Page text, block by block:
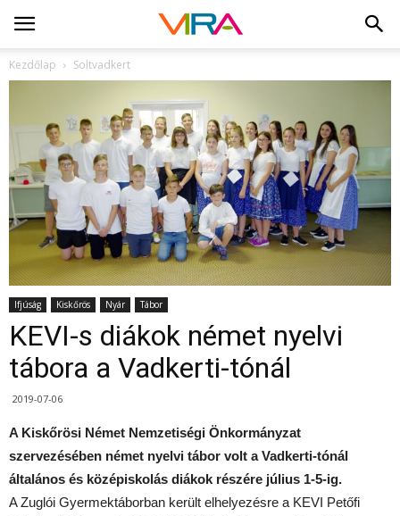
Kezdőlap Soltvadkert
Ifjúság Kiskőrös Nyár Tábor
KEVI-s diákok német nyelvi
tábora a Vadkerti-tónál
2019-07-06
A Kiskőrösi Német Nemzetiségi Önkormányzat
szervezésében német nyelvi tábor volt a Vadkerti-tónál
általános és középiskolás diákok részére július 1-5-ig.
A Zuglói Gyermektáborban került elhelyezésre a KEVI Petőfi